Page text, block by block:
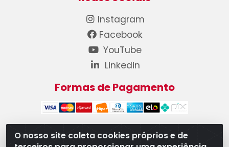
O nosso site coleta cookies próprios e de
Instagram
Facebook
YouTube
Linkedin
Formas de Pagamento